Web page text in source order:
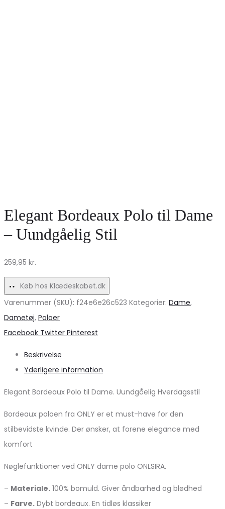
Elegant Bordeaux Polo til Dame
– Uundgåelig Stil
259,95 kr.
Køb hos Klædeskabet.dk
Varenummer (SKU): f24e6e26c523 Kategorier: Dame,
Dametøj, Poloer
Share
Facebook Twitter Pinterest
Beskrivelse
Yderligere information
Elegant Bordeaux Polo til Dame. Uundgåelig Hverdagsstil
Bordeaux poloen fra ONLY er et must-have for den
stilbevidste kvinde. Der ønsker, at forene elegance med
komfort
Nøglefunktioner ved ONLY dame polo ONLSIRA.
– Materiale. 100% bomuld. Giver åndbarhed og blødhed
– Farve. Dybt bordeaux. En tidløs klassiker